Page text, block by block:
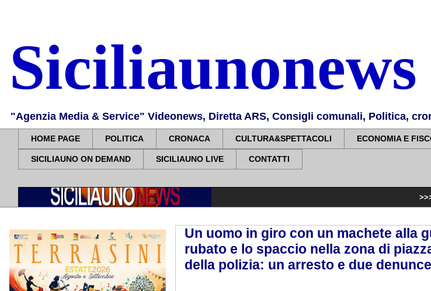
Siciliaunonews
"Agenzia Media & Service" Videonews, Diretta ARS, Consigli comunali, Politica,
HOME PAGE POLITICA CRONACA CULTURA&SPETTACOLI ECONOMIA E
SICILIAUNO ON DEMAND SICILIAUNO LIVE CONTATTI
Banche
Un uomo in giro con un machete alla
rubato e lo spaccio nella zona di
della polizia: un arresto e due denunce